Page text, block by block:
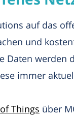
auf das
und
werden
immer
Things über